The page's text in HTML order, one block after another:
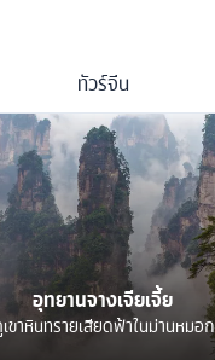
ทัวร์จีน
อุทยานจางเจียเจี้ย
ขาหินทรายเสียดฟ้าในม่านหมอก